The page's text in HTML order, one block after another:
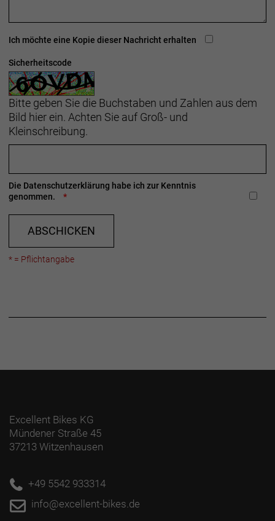
Geschlecht: Damen
Rahmen: Alpha Smooth Aluminium, Removable
Integrated Battery, interne Zugführung,
Motor Armor, Post Mount-
Scheibenbremsaufnahme, 135 x 5 mm
Schnellspannachse
Rahmenmaterial: Aluminium
Gangschaltung: Shimano Nexus C7000, 5fach
Scheibenaufnahme, 160 mm
Shimano MT200 // Hydraulische Scheibenbremse
Shimano MT200
Shimano RT30, Centerlock-Scheibenaufnahme,
180 mm // Shimano EM300, Centerlock-
Gabel: SR Suntour NVX30, Spiralfeder, verstellbare
Federvorspannung, 100-mm-Schnellspannachse,
Ich möchte eine Kopie dieser Nachricht erhalten
Sicherheitscode
Bitte geben Sie die Buchstaben und Zahlen aus dem
Bild hier ein. Achten Sie auf Groß- und
Kleinschreibung.
Die Datenschutzerklärung habe ich zur Kenntnis
genommen.
ABSCHICKEN
* = Pflichtangabe
Excellent Bikes KG
Mündener Straße 45
37213 Witzenhausen
+49 5542 933314
info@excellent-bikes.de